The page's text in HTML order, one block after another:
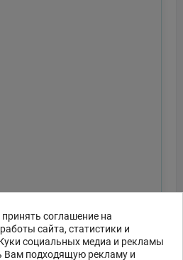
соглашение на
сайта, статистики и
социальных медиа и рекламы
подходящую рекламу и